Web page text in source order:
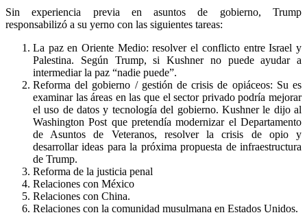
Sin experiencia previa en asuntos de gobierno, Trump
responsabilizó a su yerno con las siguientes tareas:
La paz en Oriente Medio: resolver el conflicto entre Israel y
Palestina. Según Trump, si Kushner no puede ayudar a
intermediar la paz “nadie puede”.
Reforma del gobierno / gestión de crisis de opiáceos: Su es
examinar las áreas en las que el sector privado podría mejorar
el uso de datos y tecnología del gobierno. Kushner le dijo al
Washington Post que pretendía modernizar el Departamento
de Asuntos de Veteranos, resolver la crisis de opio y
desarrollar ideas para la próxima propuesta de infraestructura
de Trump.
Reforma de la justicia penal
Relaciones con México
Relaciones con China.
Relaciones con la comunidad musulmana en Estados Unidos.